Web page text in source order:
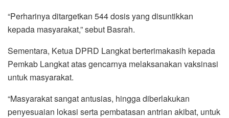
“Perharinya ditargetkan 544 dosis yang disuntikkan
kepada masyarakat,” sebut Basrah.
Sementara, Ketua DPRD Langkat berterimakasih kepada
Pemkab Langkat atas gencarnya melaksanakan vaksinasi
untuk masyarakat.
“Masyarakat sangat antusias, hingga diberlakukan
penyesuaian lokasi serta pembatasan antrian akibat, untuk